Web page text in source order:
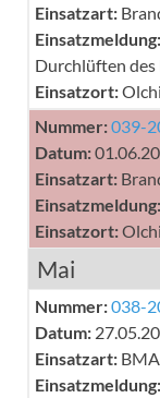
Einsatzart:
Einsatzmeldung:
Durchlüften des
Einsatzort:
Nummer:039-
Datum:
Einsatzart:
Einsatzmeldung:
Einsatzort:
Mai
Nummer:038-
Datum:
Einsatzart: BMA
Einsatzmeldung: